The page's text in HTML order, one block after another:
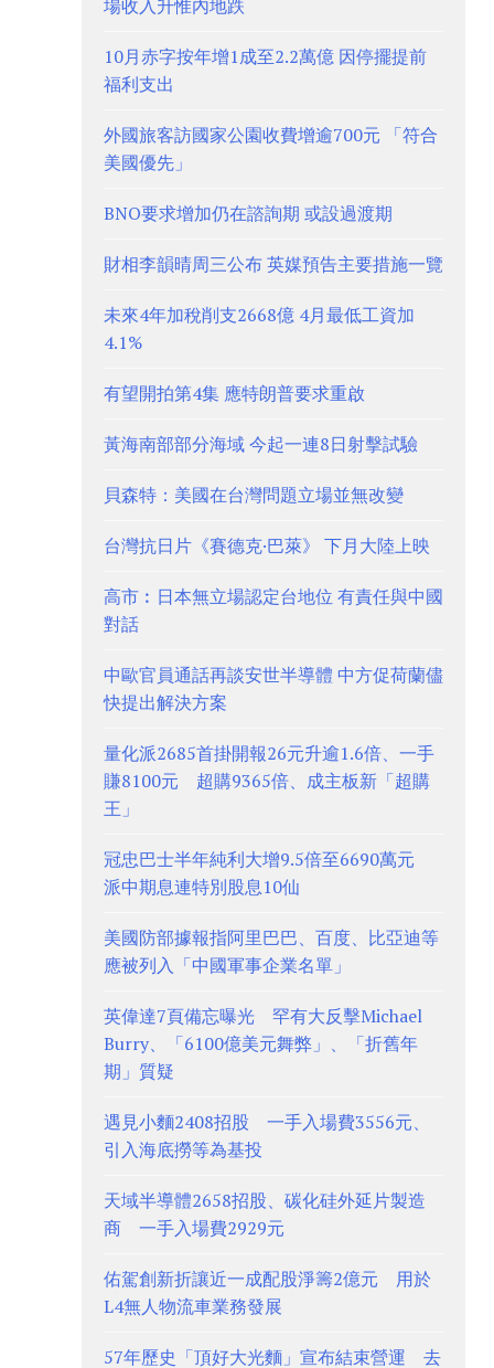
場收入升惟內地跌
10月赤字按年增1成至2.2萬億 因停擺提前
福利支出
外國旅客訪國家公園收費增逾700元 「符合
美國優先」
BNO要求增加仍在諮詢期 或設過渡期
財相李韻晴周三公布 英媒預告主要措施一覽
未來4年加稅削支2668億 4月最低工資加
4.1%
有望開拍第4集 應特朗普要求重啟
黃海南部部分海域 今起一連8日射擊試驗
貝森特：美國在台灣問題立場並無改變
台灣抗日片《賽德克·巴萊》 下月大陸上映
高市︰日本無立場認定台地位 有責任與中國
對話
中歐官員通話再談安世半導體 中方促荷蘭儘
快提出解決方案
量化派2685首掛開報26元升逾1.6倍、一手
賺8100元 超購9365倍、成主板新「超購
王」
冠忠巴士半年純利大增9.5倍至6690萬元
派中期息連特別股息10仙
美國防部據報指阿里巴巴、百度、比亞迪等
應被列入「中國軍事企業名單」
英偉達7頁備忘曝光 罕有大反擊Michael
Burry、「6100億美元舞弊」、「折舊年
期」質疑
遇見小麵2408招股 一手入場費3556元、
引入海底撈等為基投
天域半導體2658招股、碳化硅外延片製造
商 一手入場費2929元
佑駕創新折讓近一成配股淨籌2億元 用於
L4無人物流車業務發展
57年歷史「頂好大光麵」宣布結束營運 去